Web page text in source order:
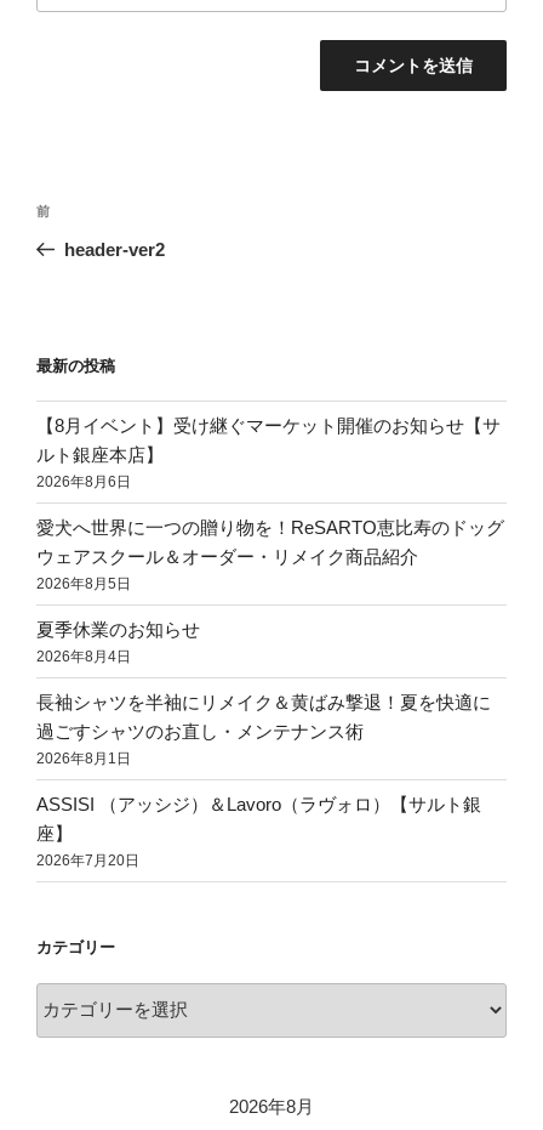
前
header-ver2
最新の投稿
【8月イベント】受け継ぐマーケット開催のお知らせ【サ
ルト銀座本店】
2026年8月6日
愛犬へ世界に一つの贈り物を！ReSARTO恵比寿のドッグ
ウェアスクール＆オーダー・リメイク商品紹介
2026年8月5日
夏季休業のお知らせ
2026年8月4日
長袖シャツを半袖にリメイク＆黄ばみ撃退！夏を快適に
過ごすシャツのお直し・メンテナンス術
2026年8月1日
ASSISI （アッシジ）＆Lavoro（ラヴォロ）【サルト銀
座】
2026年7月20日
カテゴリー
2026年8月